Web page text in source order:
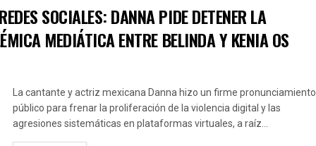
SOCIALES: DANNA PIDE DETENER LA
MEDIÁTICA ENTRE BELINDA Y KENIA OS
La cantante y actriz mexicana Danna hizo un firme pronunciamiento
público para frenar la proliferación de la violencia digital y las
agresiones sistemáticas en plataformas virtuales, a raíz...